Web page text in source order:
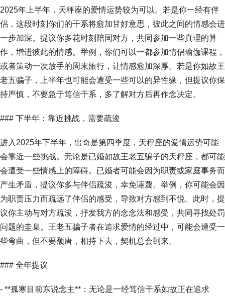
2025年上半年，天秤座的爱情运势较为可以。若是你一经有伴
侣，这段时刻你们的干系将愈加甘好意思，彼此之间的情感会进
一步加深。提议你多花时刻陪同对方，共同参加一些真理的算
作，增进彼此的情感。举例，你们可以一都参加情侣瑜伽课程，
或者策动一次放手的周末旅行，让情感愈加深厚。若是你如故王
老五骗子，上半年也可能会遭受一些可以的异性缘，但提议你保
持严慎，不要急于笃信干系，多了解对方后再作念决定。
### 下半年：靠近挑战，需要疏浚
进入2025年下半年，出奇是第四季度，天秤座的爱情运势可能
会靠近一些挑战。无论是已婚如故王老五骗子的天秤座，都可能
会遭受一些情感上的障碍。已婚者可能会因为职责或家庭事务而
产生矛盾，提议你多与伴侣疏浚，幸免诬蔑。举例，你可能会因
为职责压力而疏远了伴侣的感受，导致对方感到不悦。此时，提
议你主动与对方疏浚，抒发我方的念念法和感受，共同寻找处罚
问题的圭臬。王老五骗子者在追求爱情的经过中，可能会遭受一
些弯曲，但不要颓唐，相持下去，契机总会到来。
### 全年提议
- **孤寒目前东说念主**：无论是一经笃信干系如故正在追求